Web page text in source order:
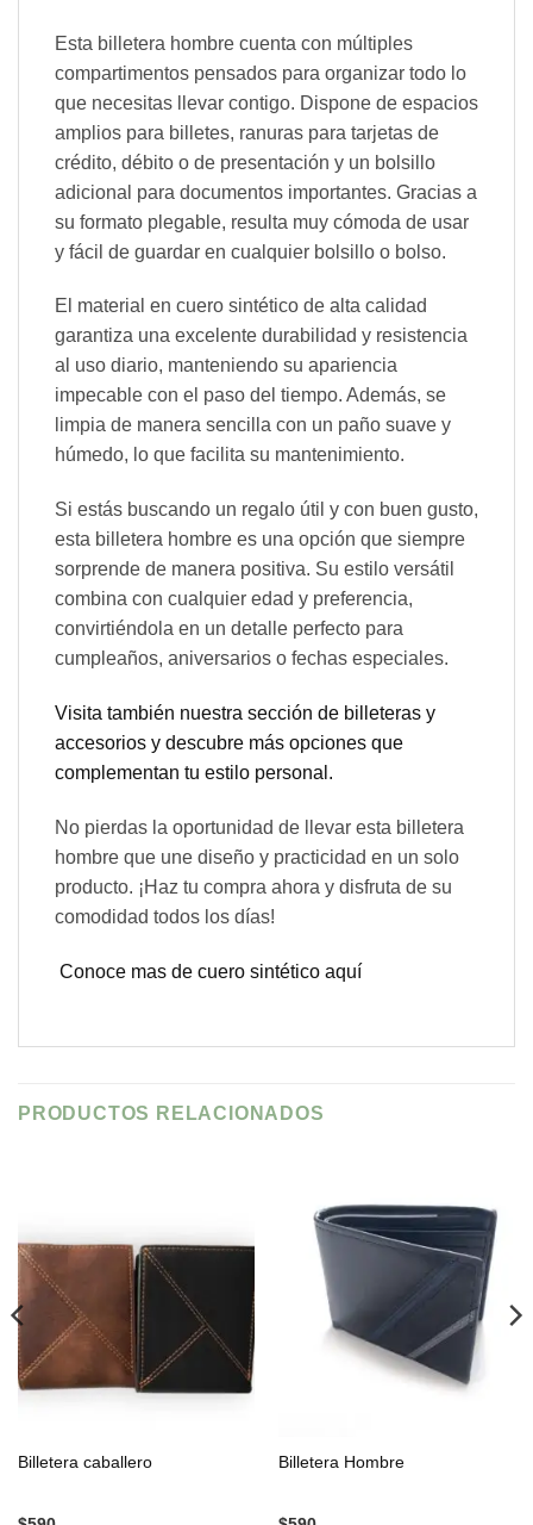
Esta billetera hombre cuenta con múltiples
compartimentos pensados para organizar todo lo
que necesitas llevar contigo. Dispone de espacios
amplios para billetes, ranuras para tarjetas de
crédito, débito o de presentación y un bolsillo
adicional para documentos importantes. Gracias a
su formato plegable, resulta muy cómoda de usar
y fácil de guardar en cualquier bolsillo o bolso.
El material en cuero sintético de alta calidad
garantiza una excelente durabilidad y resistencia
al uso diario, manteniendo su apariencia
impecable con el paso del tiempo. Además, se
limpia de manera sencilla con un paño suave y
húmedo, lo que facilita su mantenimiento.
Si estás buscando un regalo útil y con buen gusto,
esta billetera hombre es una opción que siempre
sorprende de manera positiva. Su estilo versátil
combina con cualquier edad y preferencia,
convirtiéndola en un detalle perfecto para
cumpleaños, aniversarios o fechas especiales.
Visita también nuestra sección de billeteras y
accesorios y descubre más opciones que
complementan tu estilo personal.
No pierdas la oportunidad de llevar esta billetera
hombre que une diseño y practicidad en un solo
producto. ¡Haz tu compra ahora y disfruta de su
comodidad todos los días!
Conoce mas de cuero sintético aquí
PRODUCTOS RELACIONADOS
Billetera caballero Billetera Hombre